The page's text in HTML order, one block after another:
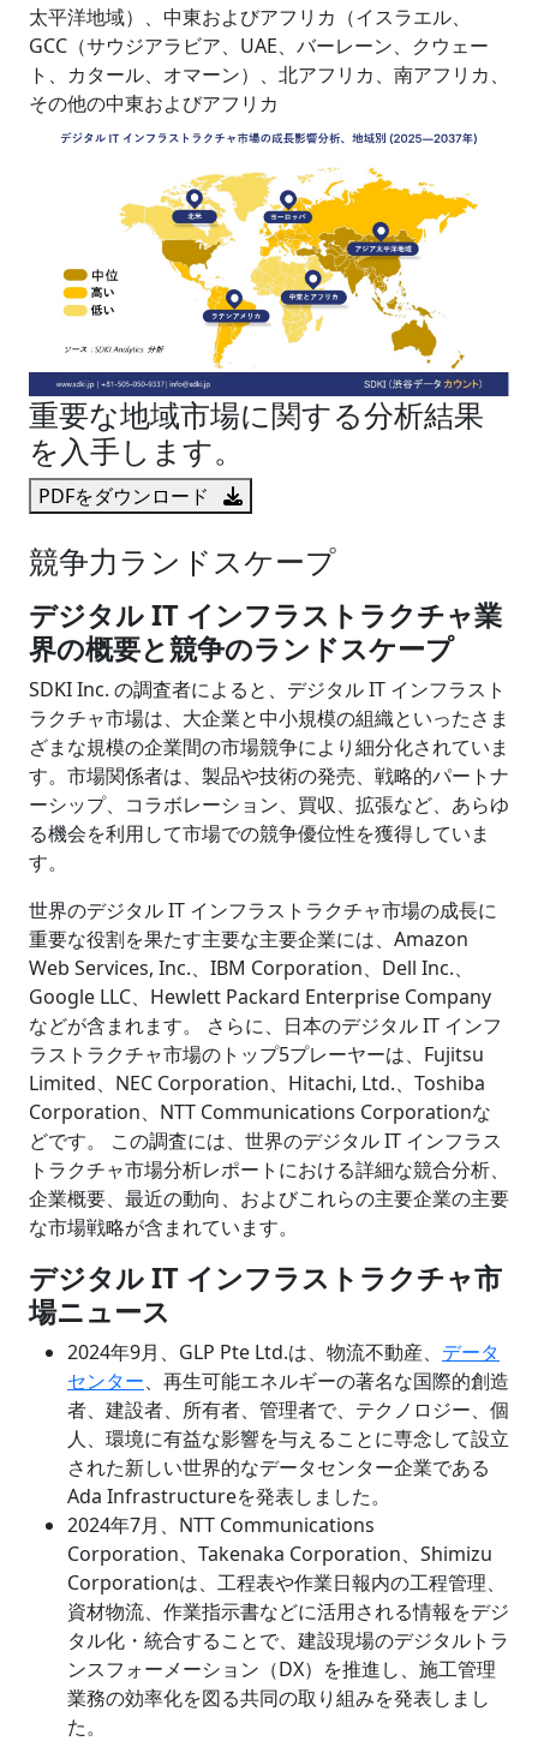
太平洋地域）、中東およびアフリカ（イスラエル、
GCC（サウジアラビア、UAE、バーレーン、クウェー
ト、カタール、オマーン）、北アフリカ、南アフリカ、
その他の中東およびアフリカ
重要な地域市場に関する分析結果
を入手します。
PDFをダウンロード
競争力ランドスケープ
デジタルIT インフラストラクチャ業
界の概要と競争のランドスケープ
SDKI Inc. の調査者によると、デジタル IT インフラスト
ラクチャ市場は、大企業と中小規模の組織といったさま
ざまな規模の企業間の市場競争により細分化されていま
す。市場関係者は、製品や技術の発売、戦略的パートナ
ーシップ、コラボレーション、買収、拡張など、あらゆ
る機会を利用して市場での競争優位性を獲得していま
す。
世界のデジタル IT インフラストラクチャ市場の成長に
重要な役割を果たす主要な主要企業には、Amazon
Web Services, Inc.、IBM Corporation、Dell Inc.、
Google LLC、Hewlett Packard Enterprise Company
などが含まれます。 さらに、日本のデジタル IT インフ
ラストラクチャ市場のトップ5プレーヤーは、Fujitsu
Limited、NEC Corporation、Hitachi, Ltd.、Toshiba
Corporation、NTT Communications Corporationな
どです。 この調査には、世界のデジタル IT インフラス
トラクチャ市場分析レポートにおける詳細な競合分析、
企業概要、最近の動向、およびこれらの主要企業の主要
な市場戦略が含まれています。
デジタルIT インフラストラクチャ市
場ニュース
2024年9月、GLP Pte Ltd.は、物流不動産、 データ
センター、再生可能エネルギーの著名な国際的創造
者、建設者、所有者、管理者で、テクノロジー、個
人、環境に有益な影響を与えることに専念して設立
された新しい世界的なデータセンター企業である
Ada Infrastructureを発表しました。
2024年7月、NTT Communications
Corporation、Takenaka Corporation、Shimizu
Corporationは、工程表や作業日報内の工程管理、
資材物流、作業指示書などに活用される情報をデジ
タル化・統合することで、建設現場のデジタルトラ
ンスフォーメーション（DX）を推進し、施工管理
業務の効率化を図る共同の取り組みを発表しまし
た。